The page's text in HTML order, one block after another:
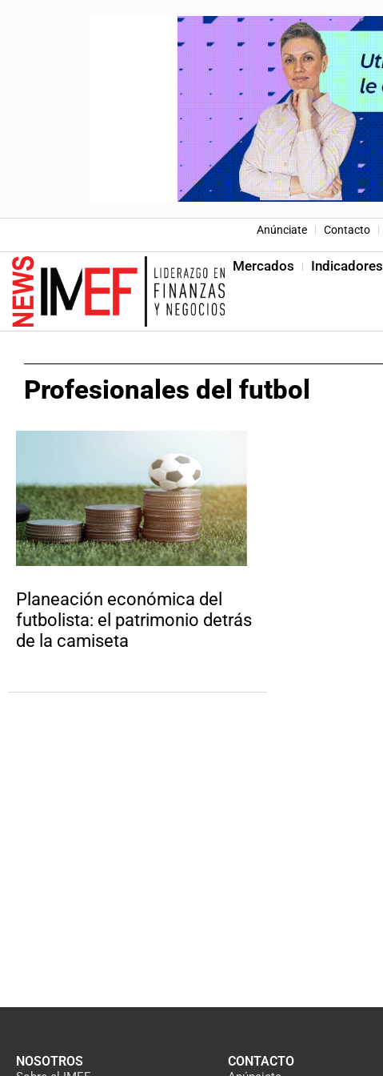
Anúnciate Contacto
Mercados Indicadores
Profesionales del futbol
Planeación económica del
futbolista: el patrimonio detrás
de la camiseta
NOSOTROS CONTACTO